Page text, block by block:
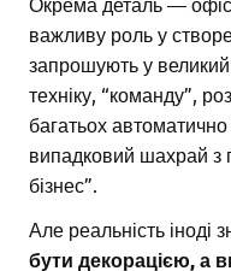
важливу роль у
запрошують у великий
техніку, “команду”,
багатьох
випадковий шахрай з
бізнес”.
Але реальність іноді
бути декорацією, а